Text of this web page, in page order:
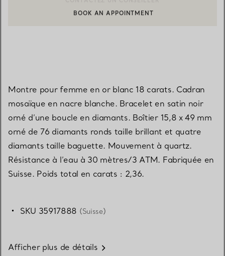
CONTACTER UN CONSEILLER CLIENT OU PRENDRE RENDEZ-
BOOK AN APPOINTMENT
Montre pour femme en or blanc 18 carats. Cadran
mosaïque en nacre blanche. Bracelet en satin noir
orné d’une boucle en diamants. Boîtier 15,8 x 49 mm
orné de 76 diamants ronds taille brillant et quatre
diamants taille baguette. Mouvement à quartz.
Résistance à l’eau à 30 mètres/3 ATM. Fabriquée en
Suisse. Poids total en carats : 2,36.
SKU 35917888 (Suisse)
Afficher plus de détails